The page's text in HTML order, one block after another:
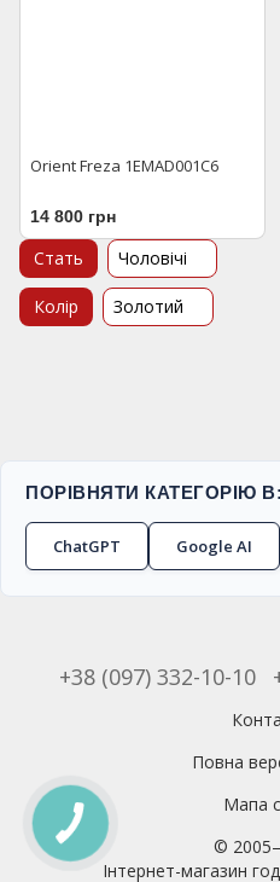
Orient Freza 1EMAD001C6
14 800 грн
Стать Чоловічі
Колір Золотий
ПОРІВНЯТИ КАТЕГОРІЮ В:
ChatGPT Google AI
+38 (097) 332-10-10
Повна
Мапа
©
Інтернет-магазин